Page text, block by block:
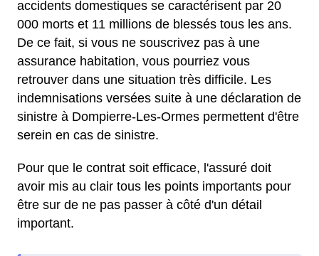
accidents domestiques se caractérisent par 20
000 morts et 11 millions de blessés tous les ans.
De ce fait, si vous ne souscrivez pas à une
assurance habitation, vous pourriez vous
retrouver dans une situation très difficile. Les
indemnisations versées suite à une déclaration de
sinistre à Dompierre-Les-Ormes permettent d'être
serein en cas de sinistre.
Pour que le contrat soit efficace, l'assuré doit
avoir mis au clair tous les points importants pour
être sur de ne pas passer à côté d'un détail
important.